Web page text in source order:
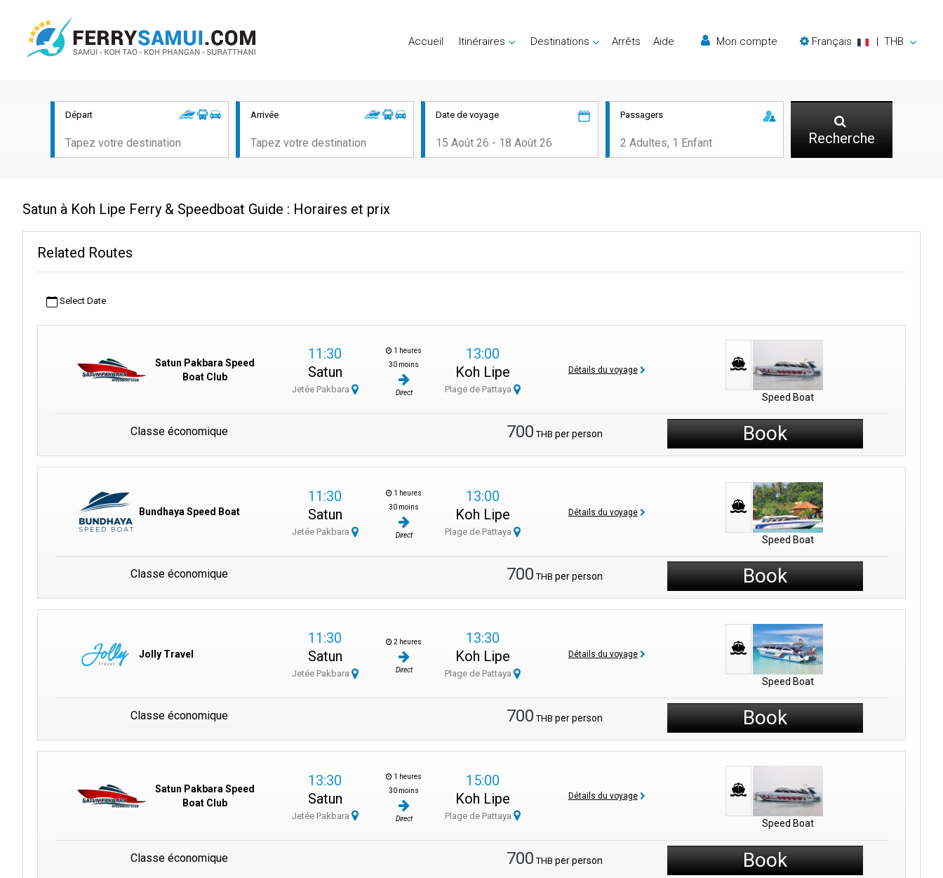
Accueil Itinéraires Destinations Arrêts Aide Mon compte Français | THB
Départ Arrivée Date de voyage Passagers
Recherche
Satun à Koh Lipe Ferry & Speedboat Guide : Horaires et prix
Related Routes
Select Date
Satun Pakbara Speed
Boat Club
11:30
Satun
Jetée Pakbara
1 heures
30 moins
Direct
13:00
Koh Lipe
Plage de Pattaya
Détails du voyage
Speed Boat
Classe économique 700 THB per person Book
Bundhaya Speed Boat
11:30
Satun
Jetée Pakbara
1 heures
30 moins
Direct
13:00
Koh Lipe
Plage de Pattaya
Détails du voyage
Speed Boat
Classe économique 700 THB per person Book
Jolly Travel
11:30
Satun
Jetée Pakbara
2 heures
Direct
13:30
Koh Lipe
Plage de Pattaya
Détails du voyage
Speed Boat
Classe économique 700 THB per person Book
Satun Pakbara Speed
Boat Club
13:30
Satun
Jetée Pakbara
1 heures
30 moins
Direct
15:00
Koh Lipe
Plage de Pattaya
Détails du voyage
Speed Boat
Classe économique 700 THB per person Book